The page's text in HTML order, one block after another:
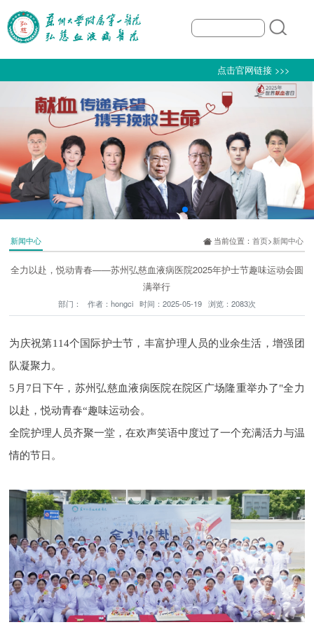
点击官网链接 >>>
新闻中心 当前位置： 首页>新闻中心
全力以赴，悦动青春——苏州弘慈血液病医院2025年护士节趣味运动会圆
满举行
部门： 作者：hongci 时间：2025-05-19 浏览：2083次
为庆祝第114个国际护士节，丰富护理人员的业余生活，增强团
队凝聚力。
5月7日下午，苏州弘慈血液病医院在院区广场隆重举办了"全力
以赴，悦动青春“趣味运动会。
全院护理人员齐聚一堂，在欢声笑语中度过了一个充满活力与温
情的节日。